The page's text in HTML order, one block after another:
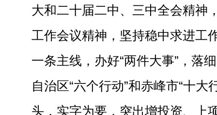
大和二十届二中、三中全会精神
工作会议精神，坚持稳中求进工
一条主线，办好“两件大事”，落
自治区“六个行动”和赤峰市“十大
头，实字为要，突出增投资、上